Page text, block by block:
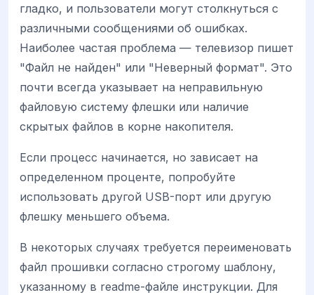
гладко, и пользователи могут столкнуться с
различными сообщениями об ошибках.
Наиболее частая проблема — телевизор пишет
"Файл не найден" или "Неверный формат". Это
почти всегда указывает на неправильную
файловую систему флешки или наличие
скрытых файлов в корне накопителя.
Если процесс начинается, но зависает на
определенном проценте, попробуйте
использовать другой USB-порт или другую
флешку меньшего объема.
В некоторых случаях требуется переименовать
файл прошивки согласно строгому шаблону,
указанному в readme-файле инструкции. Для